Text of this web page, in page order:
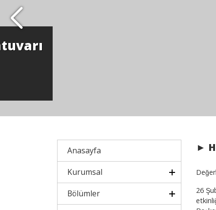
Anasayfa
Kurumsal
Bölümler
►
26